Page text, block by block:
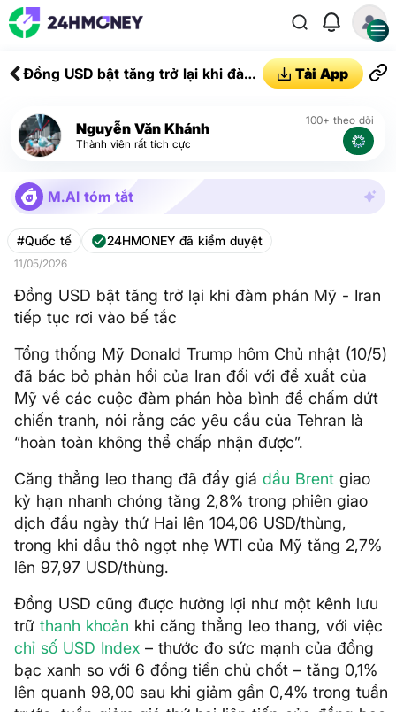
Đồng USD bật tăng trở lại khi đàm
tắc
Tải App
Nguyễn Văn Khánh
Thành viên rất tích cực
100+ theo dõi
M.AI tóm tắt
#Quốc tế 24HMONEY đã kiểm duyệt
11/05/2026
Đồng USD bật tăng trở lại khi đàm phán Mỹ - Iran
tiếp tục rơi vào bế tắc
Tổng thống Mỹ Donald Trump hôm Chủ nhật (10/5)
đã bác bỏ phản hồi của Iran đối với đề xuất của
Mỹ về các cuộc đàm phán hòa bình để chấm dứt
chiến tranh, nói rằng các yêu cầu của Tehran là
“hoàn toàn không thể chấp nhận được”.
Căng thẳng leo thang đã đẩy giá dầu Brent giao
kỳ hạn nhanh chóng tăng 2,8% trong phiên giao
dịch đầu ngày thứ Hai lên 104,06 USD/thùng,
trong khi dầu thô ngọt nhẹ WTI của Mỹ tăng 2,7%
lên 97,97 USD/thùng.
Đồng USD cũng được hưởng lợi như một kênh lưu
trữ thanh khoản khi căng thẳng leo thang, với việc
chỉ số USD Index – thước đo sức mạnh của đồng
bạc xanh so với 6 đồng tiền chủ chốt – tăng 0,1%
lên quanh 98,00 sau khi giảm gần 0,4% trong tuần